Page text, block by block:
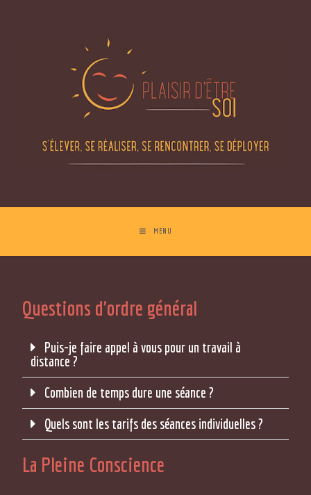
MENU
Questions d'ordre général
Puis-je faire appel à vous pour un travail à
distance ?
Combien de temps dure une séance ?
Quels sont les tarifs des séances individuelles ?
La Pleine Conscience